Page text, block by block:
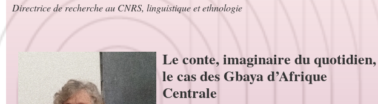
Directrice de recherche au CNRS, linguistique et ethnologie
Le conte, imaginaire du quotidien,
le cas des Gbaya d’Afrique
Centrale